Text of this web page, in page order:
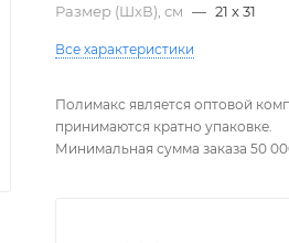
Размер (ШxВ), см — 21 х 31
Все характеристики
Полимакс является оптовой
принимаются кратно упаковке.
Минимальная сумма заказа 50